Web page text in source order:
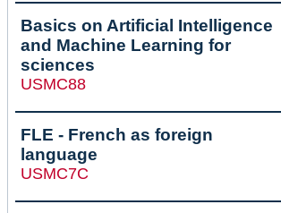
Basics on Artificial Intelligence
and Machine Learning for
sciences
USMC88
FLE - French as foreign
language
USMC7C